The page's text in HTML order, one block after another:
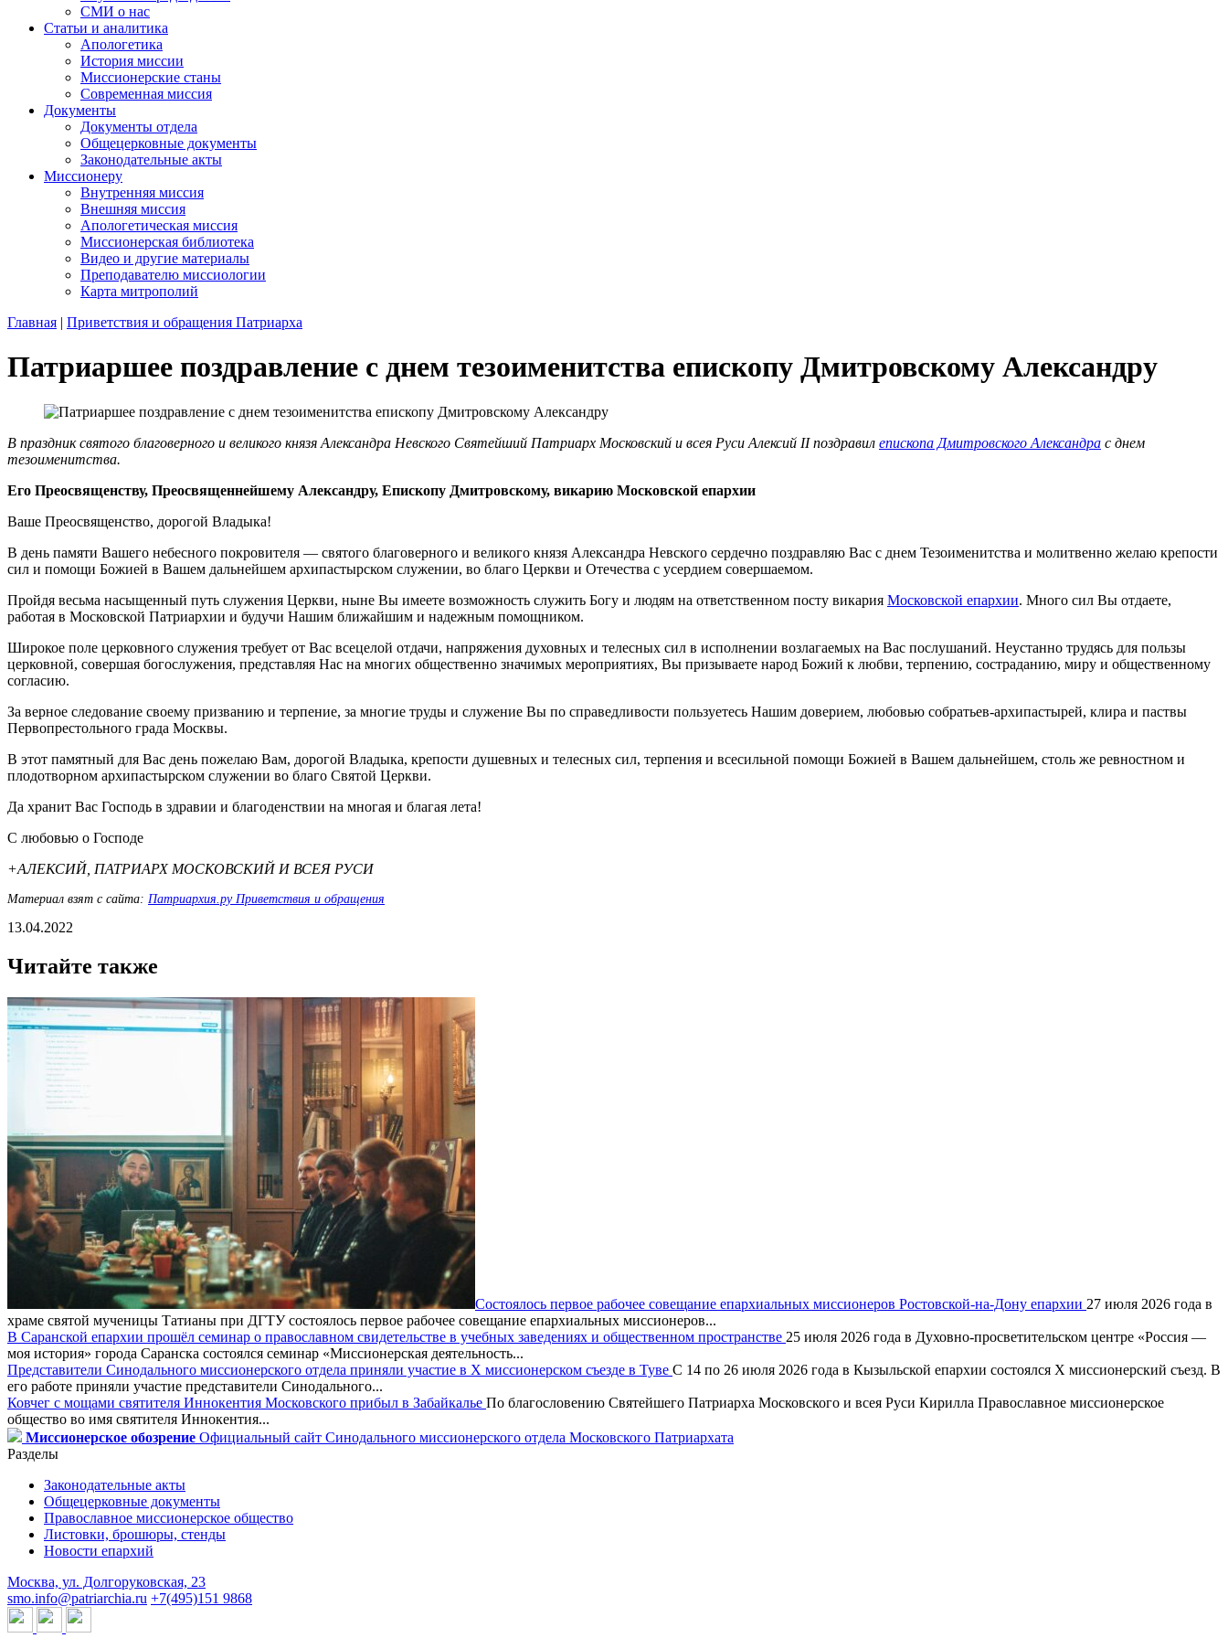
СМИ о нас
Статьи и аналитика
Апологетика
История миссии
Миссионерские станы
Современная миссия
Документы
Документы отдела
Общецерковные документы
Законодательные акты
Миссионеру
Внутренняя миссия
Внешняя миссия
Апологетическая миссия
Миссионерская библиотека
Видео и другие материалы
Преподавателю миссиологии
Карта митрополий
Главная | Приветствия и обращения Патриарха
Патриаршее поздравление с днем тезоименитства епископу Дмитровскому Александру
В праздник святого благоверного и великого князя Александра Невского Святейший Патриарх Московский и всея Руси Алексий II поздравил епископа Дмитровского Александра с днем
тезоименитства.
Его Преосвященству, Преосвященнейшему Александру, Епископу Дмитровскому, викарию Московской епархии
Ваше Преосвященство, дорогой Владыка!
В день памяти Вашего небесного покровителя — святого благоверного и великого князя Александра Невского сердечно поздравляю Вас с днем Тезоименитства и молитвенно желаю крепости
сил и помощи Божией в Вашем дальнейшем архипастырском служении, во благо Церкви и Отечества с усердием совершаемом.
Пройдя весьма насыщенный путь служения Церкви, ныне Вы имеете возможность служить Богу и людям на ответственном посту викария Московской епархии. Много сил Вы отдаете,
работая в Московской Патриархии и будучи Нашим ближайшим и надежным помощником.
Широкое поле церковного служения требует от Вас всецелой отдачи, напряжения духовных и телесных сил в исполнении возлагаемых на Вас послушаний. Неустанно трудясь для пользы
церковной, совершая богослужения, представляя Нас на многих общественно значимых мероприятиях, Вы призываете народ Божий к любви, терпению, состраданию, миру и общественному
согласию.
За верное следование своему призванию и терпение, за многие труды и служение Вы по справедливости пользуетесь Нашим доверием, любовью собратьев-архипастырей, клира и паствы
Первопрестольного града Москвы.
В этот памятный для Вас день пожелаю Вам, дорогой Владыка, крепости душевных и телесных сил, терпения и всесильной помощи Божией в Вашем дальнейшем, столь же ревностном и
плодотворном архипастырском служении во благо Святой Церкви.
Да хранит Вас Господь в здравии и благоденствии на многая и благая лета!
С любовью о Господе
+АЛЕКСИЙ, ПАТРИАРХ МОСКОВСКИЙ И ВСЕЯ РУСИ
Материал взят с сайта: Патриархия.ру Приветствия и обращения
13.04.2022
Читайте также
Состоялось первое рабочее совещание епархиальных миссионеров Ростовской-на-Дону епархии 27 июля 2026 года в
храме святой мученицы Татианы при ДГТУ состоялось первое рабочее совещание епархиальных миссионеров...
В Саранской епархии прошёл семинар о православном свидетельстве в учебных заведениях и общественном пространстве 25 июля 2026 года в Духовно-просветительском центре «Россия —
моя история» города Саранска состоялся семинар «Миссионерская деятельность...
Представители Синодального миссионерского отдела приняли участие в X миссионерском съезде в Туве С 14 по 26 июля 2026 года в Кызыльской епархии состоялся X миссионерский съезд. В
его работе приняли участие представители Синодального...
Ковчег с мощами святителя Иннокентия Московского прибыл в Забайкалье По благословению Святейшего Патриарха Московского и всея Руси Кирилла Православное миссионерское
общество во имя святителя Иннокентия...
Миссионерское обозрение Официальный сайт Синодального миссионерского отдела Московского Патриархата
Разделы
Законодательные акты
Общецерковные документы
Православное миссионерское общество
Листовки, брошюры, стенды
Новости епархий
Москва, ул. Долгоруковская, 23
smo.info@patriarchia.ru +7(495)151 9868